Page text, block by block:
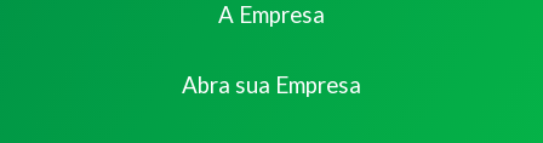
A Empresa
Abra sua Empresa